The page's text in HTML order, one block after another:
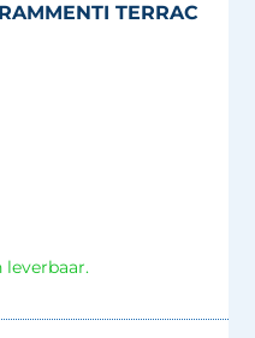
TERRAC
leverbaar.